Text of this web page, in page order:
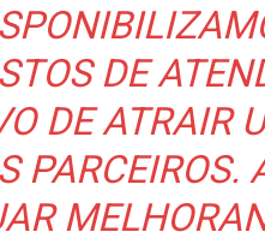
DE
DE ATRAIR
PARCEIROS.